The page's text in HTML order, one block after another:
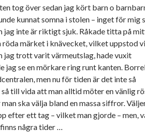
tog över sedan jag kört barn o
kunnat somna i stolen – inget för mig
jag inte är riktigt sjuk. Råkade titta på
röda märket i knävecket, vilket uppstod
jag trott varit värmeutslag, hade vuxit
jag se en mörkare ring runt kanten.
men nu för tiden är det inte så
till vida att man alltid möter en vänlig
ska välja bland en massa siffror.
efter ett tag – vilket man gjorde – men,
några tider …